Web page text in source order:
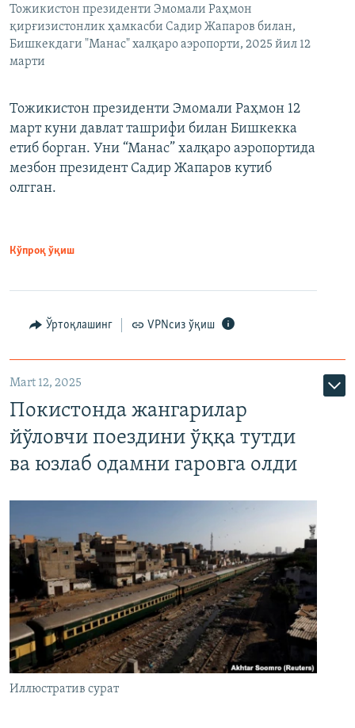
Тожикистон президенти Эмомали Раҳмон
қирғизистонлик ҳамкасби Садир Жапаров билан,
Бишкекдаги "Манас" халқаро аэропорти, 2025 йил 12
марти
Тожикистон президенти Эмомали Раҳмон 12
март куни давлат ташрифи билан Бишкекка
етиб борган. Уни “Манас” халқаро аэропортида
мезбон президент Садир Жапаров кутиб
олгган.
Кўпроқ ўқиш
Ўртоқлашинг VPNсиз ўқиш
Mart 12, 2025
Покистонда жангарилар
йўловчи поездини ўққа тутди
ва юзлаб одамни гаровга олди
Иллюстратив сурат